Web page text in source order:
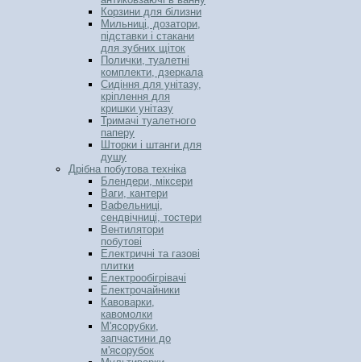
Корзини для білизни
Мильниці, дозатори,
підставки і стакани
для зубних щіток
Полички, туалетні
комплекти, дзеркала
Сидіння для унітазу,
кріплення для
кришки унітазу
Тримачі туалетного
паперу
Шторки і штанги для
душу
Дрібна побутова техніка
Блендери, міксери
Ваги, кантери
Вафельниці,
сендвічниці, тостери
Вентилятори
побутові
Електричні та газові
плитки
Електрообігрівачі
Електрочайники
Кавоварки,
кавомолки
М'ясорубки,
запчастини до
м'ясорубок